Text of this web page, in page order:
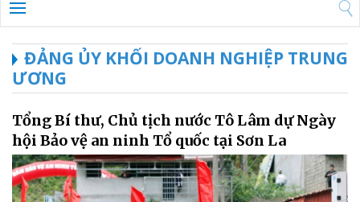
ĐẢNG ỦY KHỐI DOANH NGHIỆP TRUNG
ƯƠNG
Tổng Bí thư, Chủ tịch nước Tô Lâm dự Ngày
hội Bảo vệ an ninh Tổ quốc tại Sơn La